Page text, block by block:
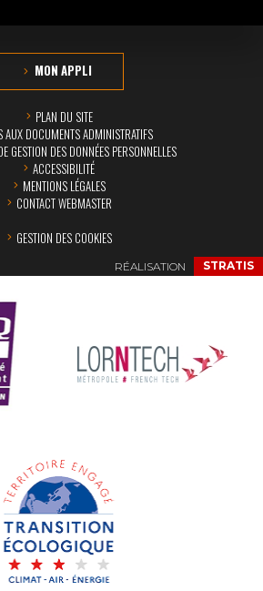
MON APPLI
PLAN DU SITE
AUX DOCUMENTS ADMINISTRATIFS
GESTION DES DONNÉES PERSONNELLES
ACCESSIBILITÉ
MENTIONS LÉGALES
CONTACT WEBMASTER
GESTION DES COOKIES
RÉALISATION STRATIS